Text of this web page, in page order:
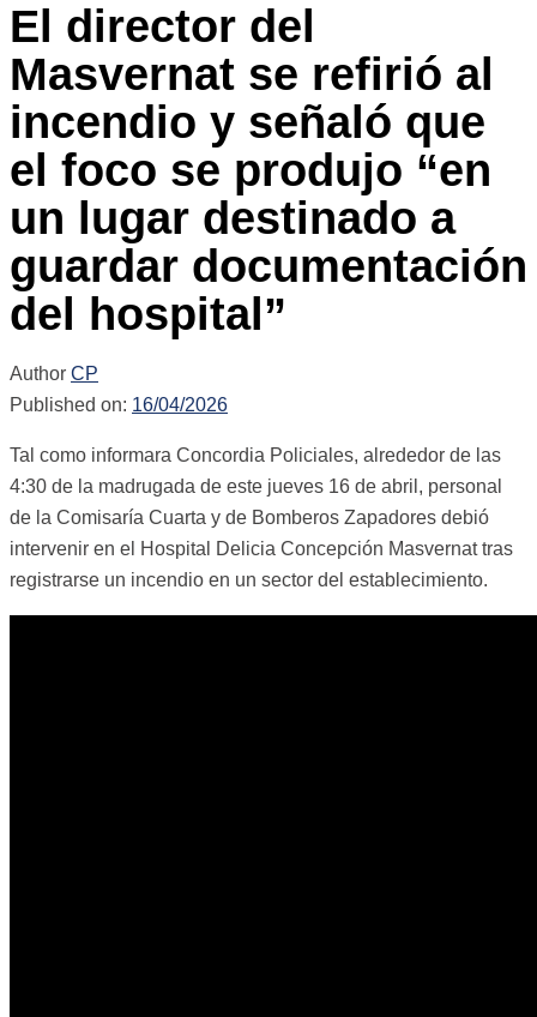
El director del
Masvernat se refirió al
incendio y señaló que
el foco se produjo “en
un lugar destinado a
guardar documentación
del hospital”
Author CP
Published on: 16/04/2026
Tal como informara Concordia Policiales, alrededor de las
4:30 de la madrugada de este jueves 16 de abril, personal
de la Comisaría Cuarta y de Bomberos Zapadores debió
intervenir en el Hospital Delicia Concepción Masvernat tras
registrarse un incendio en un sector del establecimiento.